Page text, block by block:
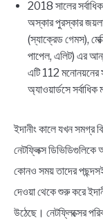
2018 সালের
অস্কার পুরস্কার
(স্যাক্রেড গেমস),
পাপেল, এলিট) এর
এটি 112 মনোনয়নের
অ্যাওয়ার্ডসে
ইদানীং কালে যখন সমগ্র
নেটফ্লিক্স
কোনও সময় তাদের পছন্দসই
দেওয়া থেকে শুরু করে
উঠেছে। নেটফ্লিক্সের